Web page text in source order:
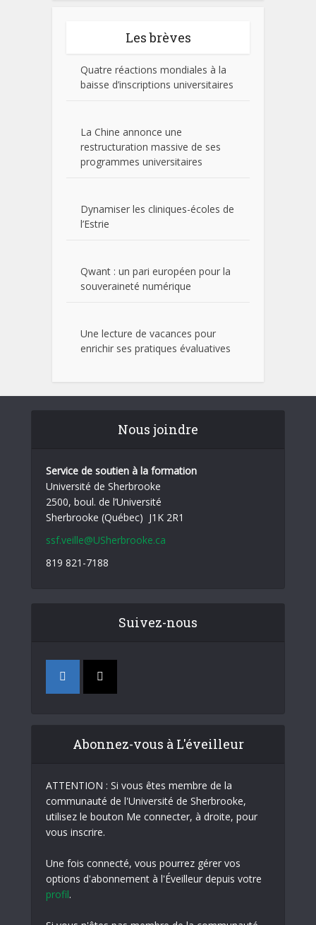
Les brèves
Quatre réactions mondiales à la
baisse d’inscriptions universitaires
La Chine annonce une
restructuration massive de ses
programmes universitaires
Dynamiser les cliniques-écoles de
l’Estrie
Qwant : un pari européen pour la
souveraineté numérique
Une lecture de vacances pour
enrichir ses pratiques évaluatives
Nous joindre
Service de soutien à la formation
Université de Sherbrooke
2500, boul. de l’Université
Sherbrooke (Québec) J1K 2R1
ssf.veille@USherbrooke.ca
819 821-7188
Suivez-nous
Abonnez-vous à L'éveilleur
ATTENTION : Si vous êtes membre de la
communauté de l'Université de Sherbrooke,
utilisez le bouton Me connecter, à droite, pour
vous inscrire.
Une fois connecté, vous pourrez gérer vos
options d'abonnement à l'Éveilleur depuis votre
profil.